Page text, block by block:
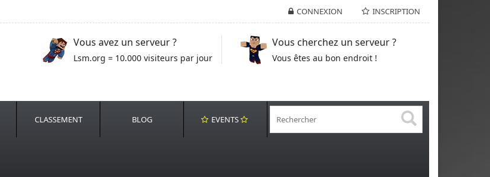
CONNEXION INSCRIPTION
Vous avez un serveur ?
Lsm.org = 10.000 visiteurs par jour
Vous cherchez un serveur ?
Vous êtes au bon endroit !
CLASSEMENT BLOG EVENTS